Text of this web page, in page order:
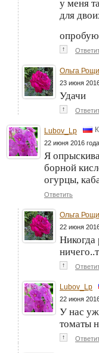
у меня
для
↑
Ольга
23 июня
Удачи
↑
Lubov_Lp
22 июня 2016
Я
борной
огурцы,
Ответить
Ольга
22 июня
Никогда
↑
Lubov_Lp
22 июня
У нас
томаты
↑